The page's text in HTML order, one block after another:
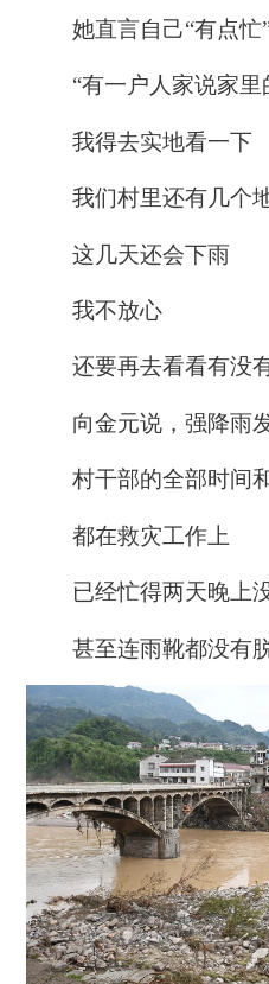
她直言自己“有点忙
“有一户人家说家里
我得去实地看一下
我们村里还有几个
这几天还会下雨
我不放心
还要再去看看有没
向金元说， 强降雨
村干部的全部时间
都在救灾工作上
已经忙得两天晚上
甚至连雨靴都没有